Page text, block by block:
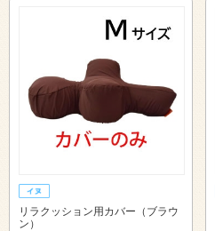
リラクッション用カバー（ブラウ
ン）